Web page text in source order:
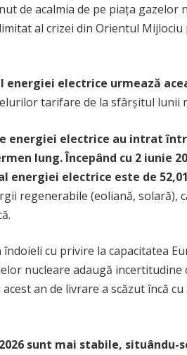
de acalmia de pe piața
al crizei din Orientul
energiei electrice urmează
tarifare de la sfârșitul lunii
energiei electrice au intrat
lung. Începând cu 2 iunie
energiei electrice este de
regenerabile (eoliană,
cu privire la capacitatea
nucleare adaugă
an de livrare a scăzut încă
sunt mai stabile, situându-